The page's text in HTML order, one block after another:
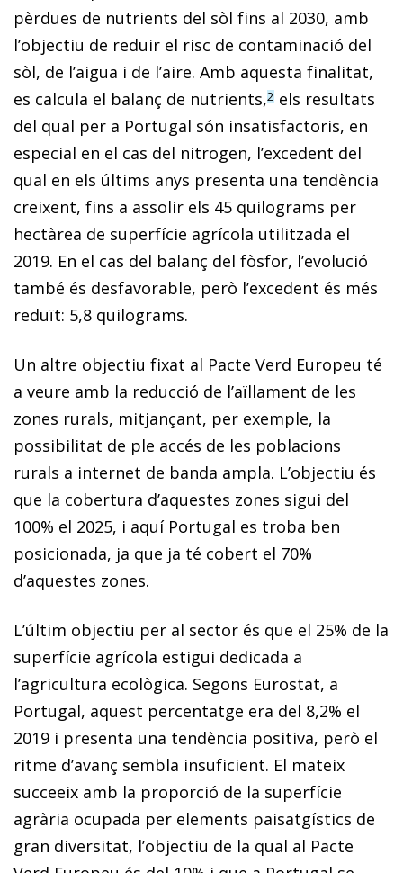
pèrdues de nutrients del sòl fins al 2030, amb
l’objectiu de reduir el risc de contaminació del
sòl, de l’aigua i de l’aire. Amb aquesta finalitat,
es calcula el balanç de nutrients,2 els resultats
del qual per a Portugal són insatisfactoris, en
especial en el cas del nitrogen, l’excedent del
qual en els últims anys presenta una tendència
creixent, fins a assolir els 45 quilograms per
hectàrea de superfície agrícola utilitzada el
2019. En el cas del balanç del fòsfor, l’evolució
també és desfavorable, però l’excedent és més
reduït: 5,8 quilograms.
Un altre objectiu fixat al Pacte Verd Europeu té
a veure amb la reducció de l’aïllament de les
zones rurals, mitjançant, per exemple, la
possibilitat de ple accés de les poblacions
rurals a internet de banda ampla. L’objectiu és
que la cobertura d’aquestes zones sigui del
100% el 2025, i aquí Portugal es troba ben
posicionada, ja que ja té cobert el 70%
d’aquestes zones.
L’últim objectiu per al sector és que el 25% de la
superfície agrícola estigui dedicada a
l’agricultura ecològica. Segons Eurostat, a
Portugal, aquest percentatge era del 8,2% el
2019 i presenta una tendència positiva, però el
ritme d’avanç sembla insuficient. El mateix
succeeix amb la proporció de la superfície
agrària ocupada per elements paisatgístics de
gran diversitat, l’objectiu de la qual al Pacte